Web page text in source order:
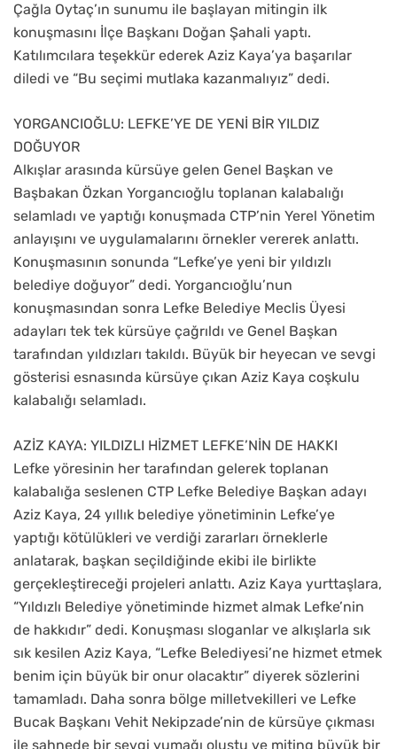
Çağla Oytaç’ın sunumu ile başlayan mitingin ilk
konuşmasını İlçe Başkanı Doğan Şahali yaptı.
Katılımcılara teşekkür ederek Aziz Kaya’ya başarılar
diledi ve “Bu seçimi mutlaka kazanmalıyız” dedi.
YORGANCIOĞLU: LEFKE’YE DE YENİ BİR YILDIZ
DOĞUYOR
Alkışlar arasında kürsüye gelen Genel Başkan ve
Başbakan Özkan Yorgancıoğlu toplanan kalabalığı
selamladı ve yaptığı konuşmada CTP’nin Yerel Yönetim
anlayışını ve uygulamalarını örnekler vererek anlattı.
Konuşmasının sonunda “Lefke’ye yeni bir yıldızlı
belediye doğuyor” dedi. Yorgancıoğlu’nun
konuşmasından sonra Lefke Belediye Meclis Üyesi
adayları tek tek kürsüye çağrıldı ve Genel Başkan
tarafından yıldızları takıldı. Büyük bir heyecan ve sevgi
gösterisi esnasında kürsüye çıkan Aziz Kaya coşkulu
kalabalığı selamladı.
AZİZ KAYA: YILDIZLI HİZMET LEFKE’NİN DE HAKKI
Lefke yöresinin her tarafından gelerek toplanan
kalabalığa seslenen CTP Lefke Belediye Başkan adayı
Aziz Kaya, 24 yıllık belediye yönetiminin Lefke’ye
yaptığı kötülükleri ve verdiği zararları örneklerle
anlatarak, başkan seçildiğinde ekibi ile birlikte
gerçekleştireceği projeleri anlattı. Aziz Kaya yurttaşlara,
“Yıldızlı Belediye yönetiminde hizmet almak Lefke’nin
de hakkıdır” dedi. Konuşması sloganlar ve alkışlarla sık
sık kesilen Aziz Kaya, “Lefke Belediyesi’ne hizmet etmek
benim için büyük bir onur olacaktır” diyerek sözlerini
tamamladı. Daha sonra bölge milletvekilleri ve Lefke
Bucak Başkanı Vehit Nekipzade’nin de kürsüye çıkması
ile sahnede bir sevgi yumağı oluştu ve miting büyük bir